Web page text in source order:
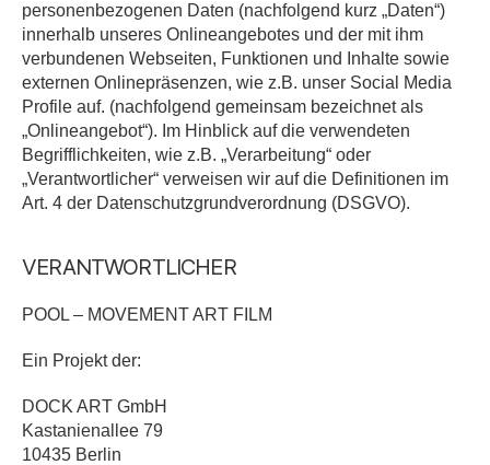
ART
FILM
Festival
Berlin
personenbezogenen Daten (nachfolgend kurz „Daten“)
innerhalb unseres Onlineangebotes und der mit ihm
verbundenen Webseiten, Funktionen und Inhalte sowie
externen Onlinepräsenzen, wie z.B. unser Social Media
Profile auf. (nachfolgend gemeinsam bezeichnet als
„Onlineangebot“). Im Hinblick auf die verwendeten
Begrifflichkeiten, wie z.B. „Verarbeitung“ oder
„Verantwortlicher“ verweisen wir auf die Definitionen im
Art. 4 der Datenschutzgrundverordnung (DSGVO).
VERANTWORTLICHER
POOL – MOVEMENT ART FILM
Ein Projekt der:
DOCK ART GmbH
Kastanienallee 79
10435 Berlin